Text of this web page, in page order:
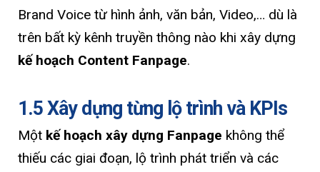
Brand Voice từ hình ảnh, văn bản, Video,… dù là
trên bất kỳ kênh truyền thông nào khi xây dựng
kế hoạch Content Fanpage.
1.5 Xây dựng từng lộ trình và KPIs
Một kế hoạch xây dựng Fanpage không thể
thiếu các giai đoạn, lộ trình phát triển và các